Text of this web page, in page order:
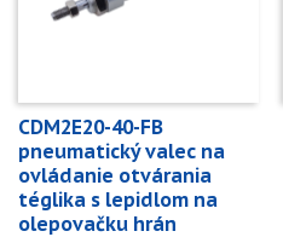
CDM2E20-40-FB
pneumatický valec na
ovládanie otvárania
téglika s lepidlom na
olepovačku hrán